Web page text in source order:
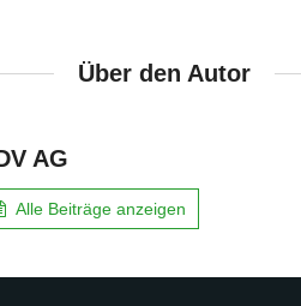
Über den Autor
AG
Alle Beiträge anzeigen